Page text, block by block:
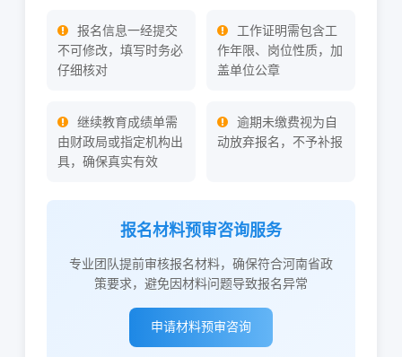
报名信息一经提交
不可修改，填写时务必
仔细核对
工作证明需包含工
作年限、岗位性质，加
盖单位公章
继续教育成绩单需
由财政局或指定机构出
具，确保真实有效
逾期未缴费视为自
动放弃报名，不予补报
报名材料预审咨询服务
专业团队提前审核报名材料，确保符合河南省政
策要求，避免因材料问题导致报名异常
申请材料预审咨询